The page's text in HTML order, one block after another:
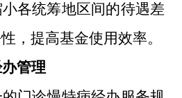
各统筹地区间的待遇差
，提高基金使用效率。
办管理